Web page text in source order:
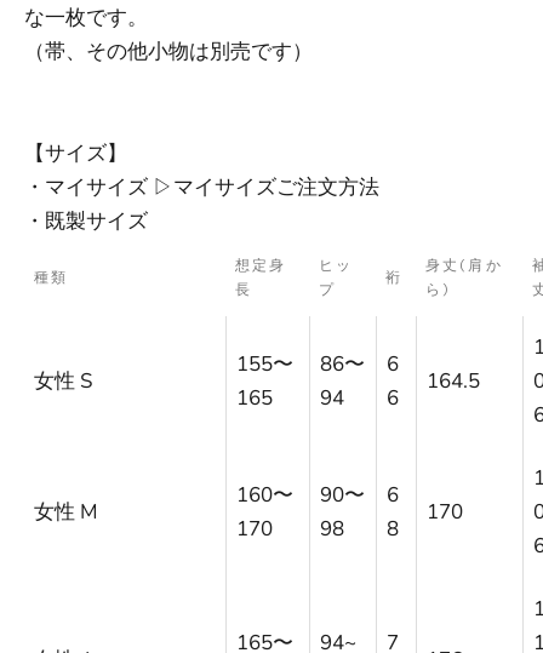
な一枚です。
（帯、その他小物は別売です）
【サイズ】
・マイサイズ ▷マイサイズご注文方法
・既製サイズ
種類
想定身
長
ヒッ
プ
裄
身丈(肩か
ら)
女性 S
155〜
165
86〜
94
6
6
164.5
女性 M
160〜
170
90〜
98
6
8
170
165〜
94~
7